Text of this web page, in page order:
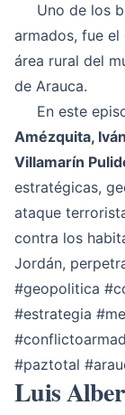
Uno de los
armados, fue
área rural del
de Arauca.
En este
Amézquita,
Villamarín
estratégicas,
ataque
contra los
Jordán,
#geopolitica
#estrategia
#paztotal
Luis